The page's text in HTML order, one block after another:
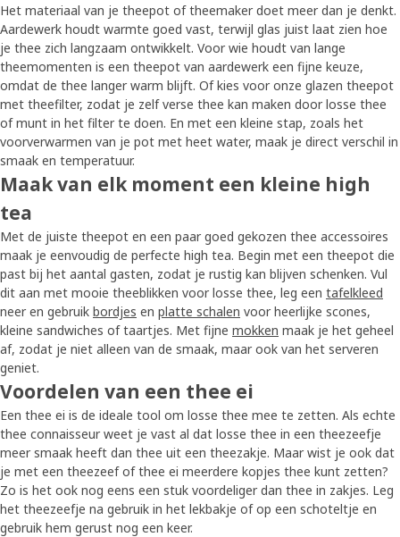
Het materiaal van je theepot of theemaker doet meer dan je denkt.
Aardewerk houdt warmte goed vast, terwijl glas juist laat zien hoe
je thee zich langzaam ontwikkelt. Voor wie houdt van lange
theemomenten is een theepot van aardewerk een fijne keuze,
omdat de thee langer warm blijft. Of kies voor onze glazen theepot
met theefilter, zodat je zelf verse thee kan maken door losse thee
of munt in het filter te doen. En met een kleine stap, zoals het
voorverwarmen van je pot met heet water, maak je direct verschil in
smaak en temperatuur.
Maak van elk moment een kleine high
tea
Met de juiste theepot en een paar goed gekozen thee accessoires
maak je eenvoudig de perfecte high tea. Begin met een theepot die
past bij het aantal gasten, zodat je rustig kan blijven schenken. Vul
dit aan met mooie theeblikken voor losse thee, leg een tafelkleed
neer en gebruik bordjes en platte schalen voor heerlijke scones,
kleine sandwiches of taartjes. Met fijne mokken maak je het geheel
af, zodat je niet alleen van de smaak, maar ook van het serveren
geniet.
Voordelen van een thee ei
Een thee ei is de ideale tool om losse thee mee te zetten. Als echte
thee connaisseur weet je vast al dat losse thee in een theezeefje
meer smaak heeft dan thee uit een theezakje. Maar wist je ook dat
je met een theezeef of thee ei meerdere kopjes thee kunt zetten?
Zo is het ook nog eens een stuk voordeliger dan thee in zakjes. Leg
het theezeefje na gebruik in het lekbakje of op een schoteltje en
gebruik hem gerust nog een keer.